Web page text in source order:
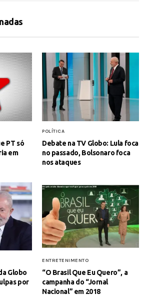
PT só
em
POLÍTICA
Debate na TV Globo: Lula foca
no passado, Bolsonaro foca
nos ataques
Globo
por
ENTRETENIMENTO
“O Brasil Que Eu Quero”, a
campanha do “Jornal
Nacional” em 2018